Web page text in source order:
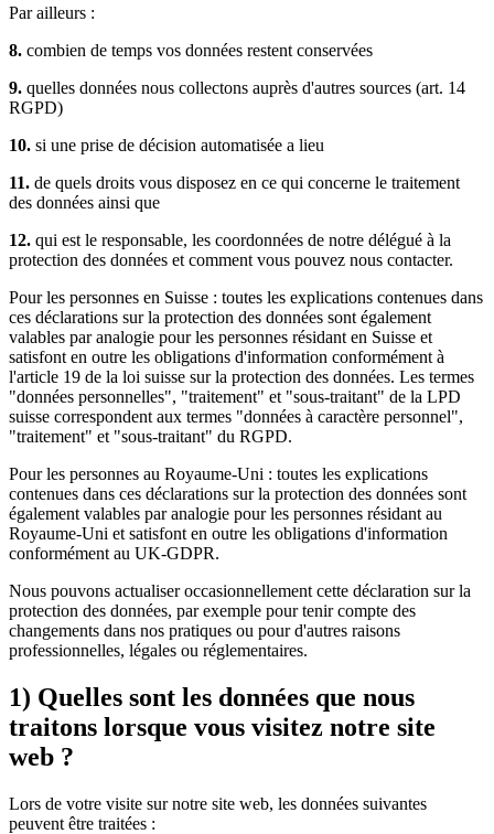
Par ailleurs :
8. combien de temps vos données restent conservées
9. quelles données nous collectons auprès d'autres sources (art. 14
RGPD)
10. si une prise de décision automatisée a lieu
11. de quels droits vous disposez en ce qui concerne le traitement
des données ainsi que
12. qui est le responsable, les coordonnées de notre délégué à la
protection des données et comment vous pouvez nous contacter.
Pour les personnes en Suisse : toutes les explications contenues dans
ces déclarations sur la protection des données sont également
valables par analogie pour les personnes résidant en Suisse et
satisfont en outre les obligations d'information conformément à
l'article 19 de la loi suisse sur la protection des données. Les termes
"données personnelles", "traitement" et "sous-traitant" de la LPD
suisse correspondent aux termes "données à caractère personnel",
"traitement" et "sous-traitant" du RGPD.
Pour les personnes au Royaume-Uni : toutes les explications
contenues dans ces déclarations sur la protection des données sont
également valables par analogie pour les personnes résidant au
Royaume-Uni et satisfont en outre les obligations d'information
conformément au UK-GDPR.
Nous pouvons actualiser occasionnellement cette déclaration sur la
protection des données, par exemple pour tenir compte des
changements dans nos pratiques ou pour d'autres raisons
professionnelles, légales ou réglementaires.
1) Quelles sont les données que nous
traitons lorsque vous visitez notre site
web ?
Lors de votre visite sur notre site web, les données suivantes
peuvent être traitées :